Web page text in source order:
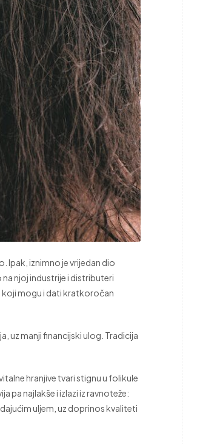
Ipak, iznimno je vrijedan dio
na njoj industrije i distributeri
koji mogu i dati kratkoročan
uz manji financijski ulog. Tradicija
hranjive tvari stignu u folikule
pa najlakše i izlazi iz ravnoteže:
uljem, uz doprinos kvaliteti